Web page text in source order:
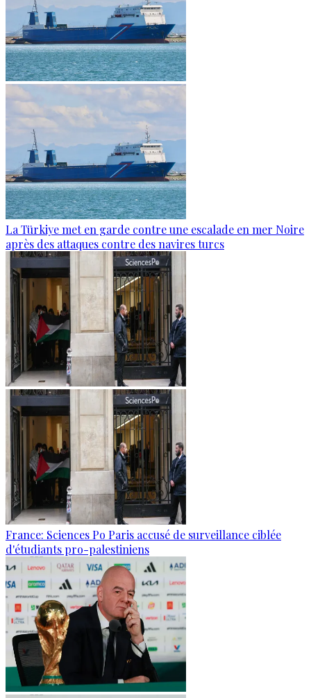
La Türkiye met en garde contre une escalade en mer Noire
après des attaques contre des navires turcs
France: Sciences Po Paris accusé de surveillance ciblée
d'étudiants pro-palestiniens